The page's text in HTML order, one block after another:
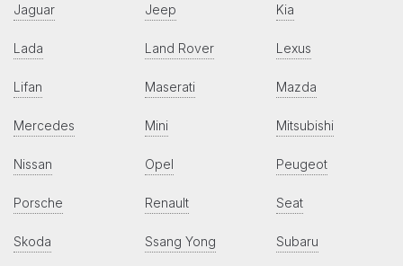
Jaguar Jeep Kia
Lada Land Rover Lexus
Lifan Maserati Mazda
Mercedes Mini Mitsubishi
Nissan Opel Peugeot
Porsche Renault Seat
Skoda Ssang Yong Subaru